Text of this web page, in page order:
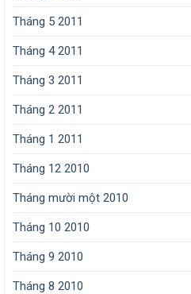
Tháng 5 2011
Tháng 4 2011
Tháng 3 2011
Tháng 2 2011
Tháng 1 2011
Tháng 12 2010
Tháng mười một 2010
Tháng 10 2010
Tháng 9 2010
Tháng 8 2010